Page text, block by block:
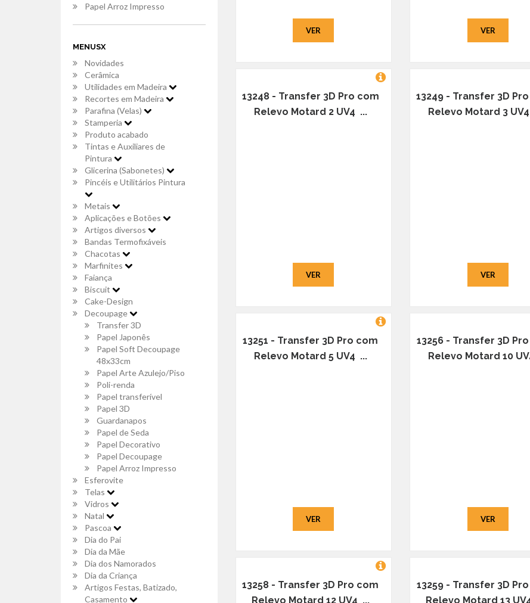
Papel Arroz Impresso
MENUSX
Novidades
Cerâmica
Utilidades em Madeira
Recortes em Madeira
Parafina (Velas)
Stamperia
Produto acabado
Tintas e Auxiliares de
Pintura
Glicerina (Sabonetes)
Pincéis e Utilitários Pintura
Metais
Aplicações e Botões
Artigos diversos
Bandas Termofixáveis
Chacotas
Marfinites
Faiança
Biscuit
Cake-Design
Decoupage
Transfer 3D
Papel Japonês
Papel Soft Decoupage
48x33cm
Papel Arte Azulejo/Piso
Poli-renda
Papel transferível
Papel 3D
Guardanapos
Papel de Seda
Papel Decorativo
Papel Decoupage
Papel Arroz Impresso
Esferovite
Telas
Vidros
Natal
Pascoa
Dia do Pai
Dia da Mãe
Dia dos Namorados
Dia da Criança
Artigos Festas, Batizado,
Casamento
VER VER
13248 - Transfer 3D Pro com
Relevo Motard 2 UV4 ...
VER
13249 - Transfer 3D
Relevo Motard 3
VER
13251 - Transfer 3D Pro com
Relevo Motard 5 UV4 ...
VER
13256 - Transfer 3D
Relevo Motard 10
VER
13258 - Transfer 3D Pro com
Relevo Motard 12 UV4 ...
13259 - Transfer 3D
Relevo Motard 13